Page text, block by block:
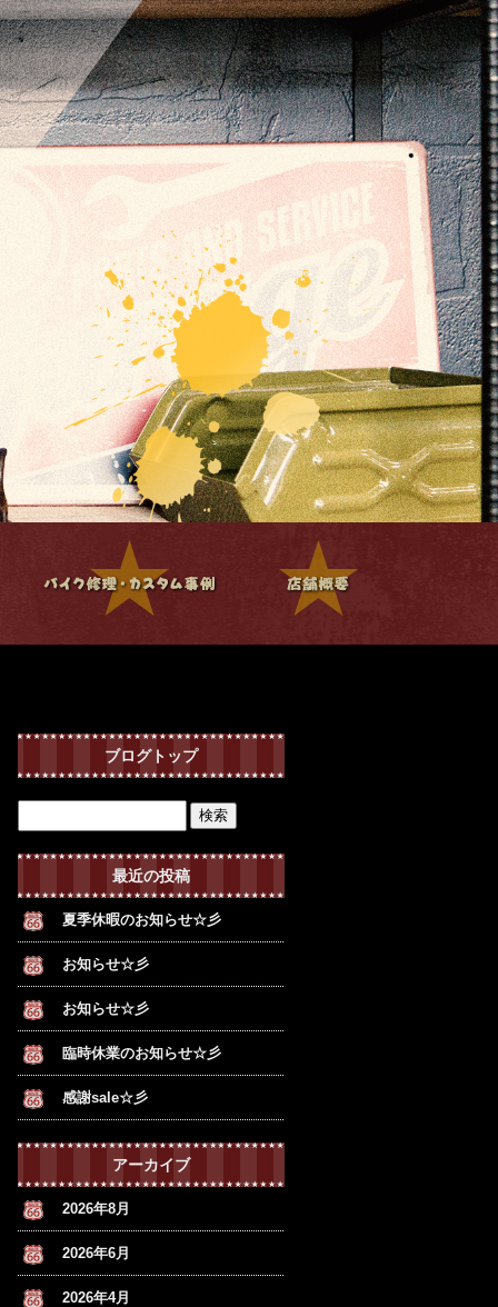
ブログトップ
最近の投稿
夏季休暇のお知らせ☆彡
お知らせ☆彡
お知らせ☆彡
臨時休業のお知らせ☆彡
感謝sale☆彡
アーカイブ
2026年8月
2026年6月
2026年4月